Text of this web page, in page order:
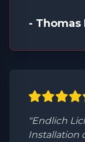
- Thomas
"Endlich
Installation